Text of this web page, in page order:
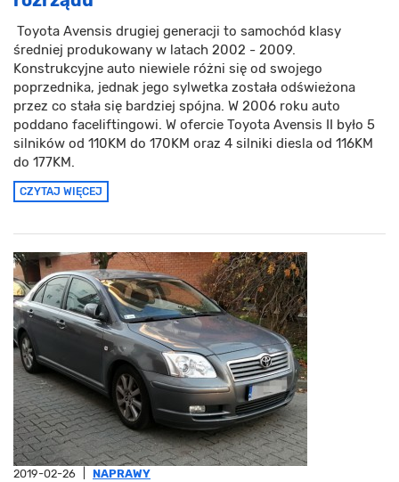
Toyota Avensis drugiej generacji to samochód klasy
średniej produkowany w latach 2002 - 2009.
Konstrukcyjne auto niewiele różni się od swojego
poprzednika, jednak jego sylwetka została odświeżona
przez co stała się bardziej spójna. W 2006 roku auto
poddano faceliftingowi. W ofercie Toyota Avensis II było 5
silników od 110KM do 170KM oraz 4 silniki diesla od 116KM
do 177KM.
CZYTAJ WIĘCEJ
2019-02-26 NAPRAWY